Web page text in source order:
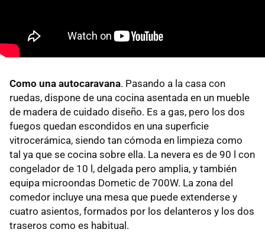
Como una autocaravana. Pasando a la casa con
ruedas, dispone de una cocina asentada en un mueble
de madera de cuidado diseño. Es a gas, pero los dos
fuegos quedan escondidos en una superficie
vitrocerámica, siendo tan cómoda en limpieza como
tal ya que se cocina sobre ella. La nevera es de 90 l con
congelador de 10 l, delgada pero amplia, y también
equipa microondas Dometic de 700W. La zona del
comedor incluye una mesa que puede extenderse y
cuatro asientos, formados por los delanteros y los dos
traseros como es habitual.